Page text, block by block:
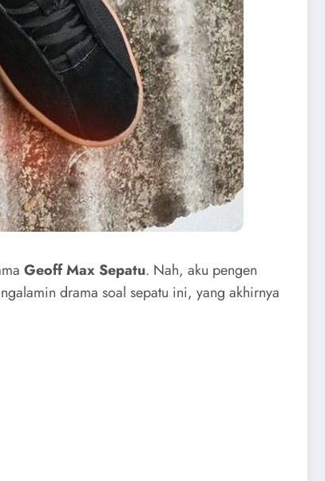
Geoff Max Sepatu. Nah, aku pengen
drama soal sepatu ini, yang akhirnya